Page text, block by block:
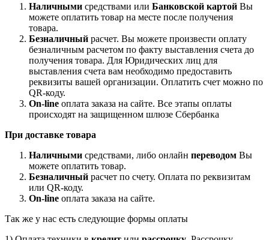
Наличными средствами или Банковской картой Вы
можете оплатить товар на месте после получения
товара.
Безналичный расчет. Вы можете произвести оплату
безналичным расчетом по факту выставления счета до
получения товара. Для Юридических лиц для
выставления счета вам необходимо предоставить
реквизиты вашей организации. Оплатить счет можно по
QR-коду.
On-line оплата заказа на сайте. Все этапы оплаты
происходят на защищенном шлюзе Сбербанка
При доставке товара
Наличными средствами, либо онлайн переводом Вы
можете оплатить товар.
Безналичный расчет по счету. Оплата по реквизитам
или QR-коду.
On-line оплата заказа на сайте.
Так же у нас есть следующие формы оплаты